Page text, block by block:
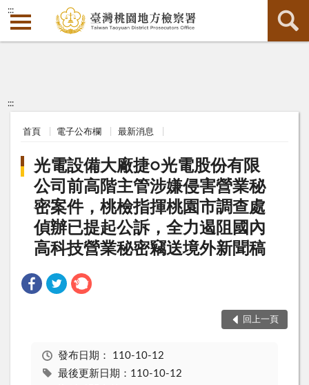
:::
:::
首頁 電子公布欄 最新消息
光電設備大廠捷○光電股份有限
公司前高階主管涉嫌侵害營業秘
密案件，桃檢指揮桃園市調查處
偵辦已提起公訴，全力遏阻國內
高科技營業秘密竊送境外新聞稿
回上一頁
發布日期： 110-10-12
最後更新日期：110-10-12